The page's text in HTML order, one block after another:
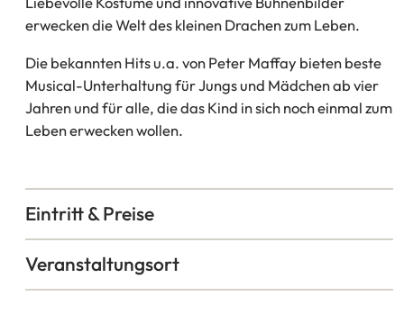
erwecken die Welt des kleinen Drachen zum Leben.
Die bekannten Hits u.a. von Peter Maffay bieten beste
Musical-Unterhaltung für Jungs und Mädchen ab vier
Jahren und für alle, die das Kind in sich noch einmal zum
Leben erwecken wollen.
Eintritt & Preise
Veranstaltungsort